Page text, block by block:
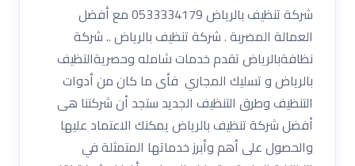
شركة تنظيف بالرياض 0533334179 مع أفضل
العمالة المضربة . شركة تنظيف بالرياض .. شركة
نظافةبالرياض تقدم خدمات شامله وحصريةالتظيف
بالرياض و تسليك المجاري فأى ما كان من أدوات
التنظيف وطرق التنظيف الجديد ستجد أن شركتنا هى
أفضل شركة تنظيف بالرياض يمكنك الاعتماد عليها
والحصول على أهم وأبرز خدماتها المتمثلة في